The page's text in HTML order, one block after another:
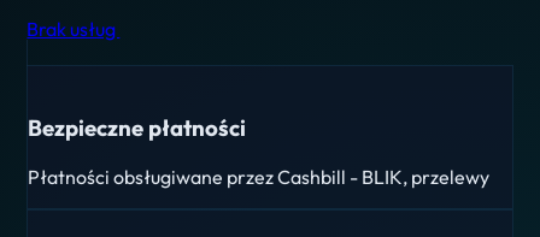
Brak usług
Bezpieczne płatności
Płatności obsługiwane przez Cashbill - BLIK, przelewy